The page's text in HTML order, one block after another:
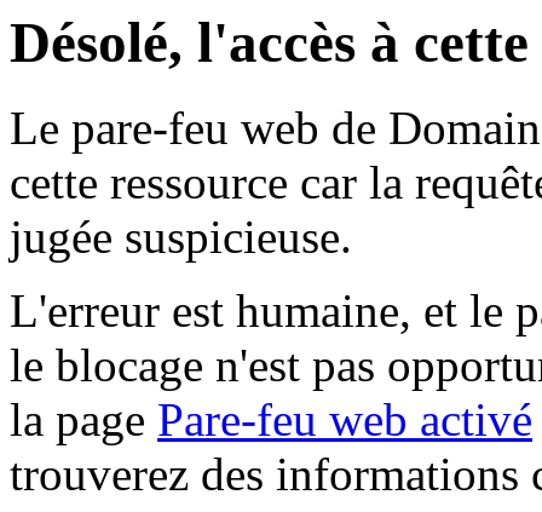
Désolé, l'accès à
Le pare-feu web de
cette ressource car la
jugée suspicieuse.
L'erreur est humaine, et le
le blocage n'est pas
la page Pare-feu web activé
trouverez des informations